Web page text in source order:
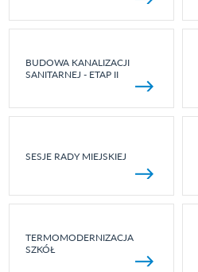
BUDOWA KANALIZACJI
SANITARNEJ - ETAP II
SESJE RADY MIEJSKIEJ
TERMOMODERNIZACJA
SZKÓŁ